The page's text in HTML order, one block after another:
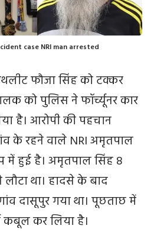
case NRI man arrested
फौजा सिंह को टक्कर
को पुलिस ने फॉर्च्यूनर कार
है। आरोपी की पहचान
के रहने वाले NRI अमृतपाल
में हुई है। अमृतपाल सिंह 8
था। हादसे के बाद
दासूपुर गया था। पूछताछ में
कबूल कर लिया है।